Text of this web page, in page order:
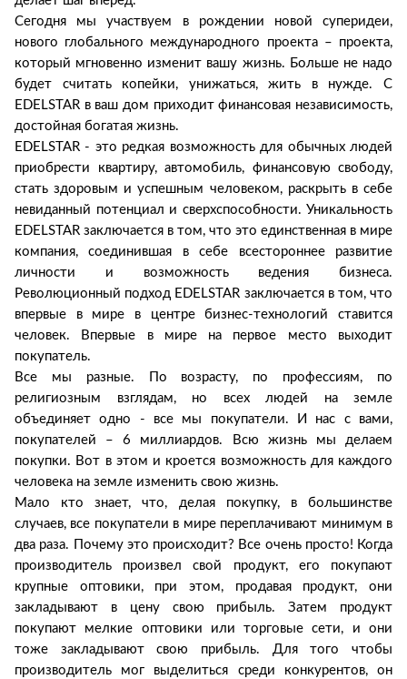
Сегодня мы участвуем в рождении новой суперидеи,
нового глобального международного проекта – проекта,
который мгновенно изменит вашу жизнь. Больше не надо
будет считать копейки, унижаться, жить в нужде. С
EDELSTAR в ваш дом приходит финансовая независимость,
достойная богатая жизнь.
EDELSTAR - это редкая возможность для обычных людей
приобрести квартиру, автомобиль, финансовую свободу,
стать здоровым и успешным человеком, раскрыть в себе
невиданный потенциал и сверхспособности. Уникальность
EDELSTAR заключается в том, что это единственная в мире
компания, соединившая в себе всестороннее развитие
личности и возможность ведения бизнеса.
Революционный подход EDELSTAR заключается в том, что
впервые в мире в центре бизнес-технологий ставится
человек. Впервые в мире на первое место выходит
покупатель.
Все мы разные. По возрасту, по профессиям, по
религиозным взглядам, но всех людей на земле
объединяет одно - все мы покупатели. И нас с вами,
покупателей – 6 миллиардов. Всю жизнь мы делаем
покупки. Вот в этом и кроется возможность для каждого
человека на земле изменить свою жизнь.
Мало кто знает, что, делая покупку, в большинстве
случаев, все покупатели в мире переплачивают минимум в
два раза. Почему это происходит? Все очень просто! Когда
производитель произвел свой продукт, его покупают
крупные оптовики, при этом, продавая продукт, они
закладывают в цену свою прибыль. Затем продукт
покупают мелкие оптовики или торговые сети, и они
тоже закладывают свою прибыль. Для того чтобы
производитель мог выделиться среди конкурентов, он